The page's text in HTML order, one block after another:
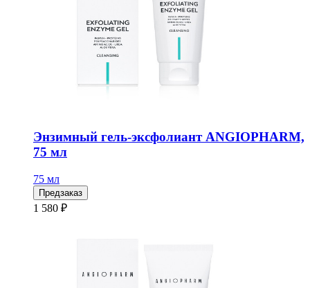
Энзимный гель-эксфолиант ANGIOPHARM,
75 мл
75 мл
Предзаказ
1 580 ₽